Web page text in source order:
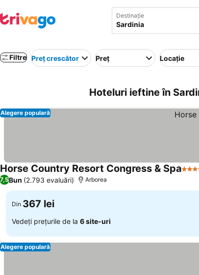
Destinație
Filtre Preț crescător Preț Locație
Hoteluri ieftine în
Alegere populară
Horse Country Resort Congress & Spa4
7,5Bun (2.793 evaluări) Arborea
Din 367 lei
Vedeți prețurile de la 6 site-uri
Alegere populară